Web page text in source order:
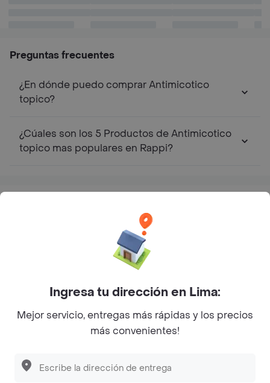
Preguntas frecuentes
¿En dónde puedo comprar Antimicotico
topico?
¿Cúales son los 5 Productos de Antimicotico
topico mas populares en Rappi?
Top Marcas y Cadenas de Restaurantes
Encuéntranos en estos países
App Store Google play AppGallery
Ingresa tu dirección en Lima:
Mejor servicio, entregas más rápidas y los precios
más convenientes!